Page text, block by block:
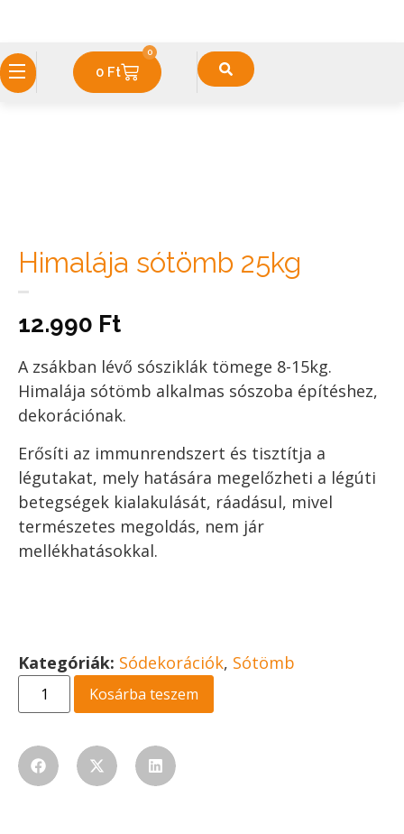
0 Ft
0
Himalája sótömb 25kg
12.990 Ft
A zsákban lévő sósziklák tömege 8-15kg.
Himalája sótömb alkalmas sószoba építéshez,
dekorációnak.
Erősíti az immunrendszert és tisztítja a
légutakat, mely hatására megelőzheti a légúti
betegségek kialakulását, ráadásul, mivel
természetes megoldás, nem jár
mellékhatásokkal.
Kategóriák: Sódekorációk, Sótömb
Kosárba teszem